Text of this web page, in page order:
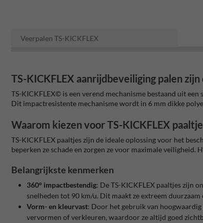
Veerpalen TS-KICKFLEX
TS-KICKFLEX aanrijdbeveiliging palen zijn
TS-KICKFLEX© is een verend mechanisme bestaand uit
Dit impactresistente mechanisme wordt in 6 mm dikke
Waarom kiezen voor TS-KICKFLEX
TS-KICKFLEX paaltjes zijn de ideale oplossing voor het
beperken ze schade en zorgen ze voor maximale
Belangrijkste kenmerken
360° impactbestendig: De TS-KICKFLEX paaltjes zijn
snelheden tot 90 km/u. Dit maakt ze extreem
Vorm- en kleurvast: Door het gebruik van
vervormen of verkleuren, waardoor ze altijd goed